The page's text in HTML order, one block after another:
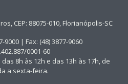
CEP: 88075-010, Florianópolis-SC
9000 | Fax: (48) 3877-9060
0001-60
8h às 12h e das 13h às 17h, de
a sexta-feira.